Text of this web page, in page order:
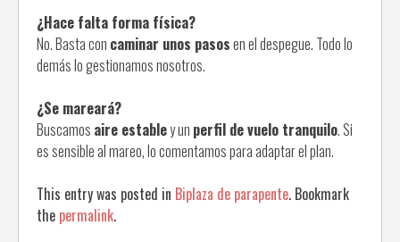
¿Hace falta forma física?
No. Basta con caminar unos pasosen el despegue. Todo lo
demás lo gestionamos nosotros.
¿Se mareará?
Buscamos aire establey un perfil de vuelo tranquilo. Si
es sensible al mareo, lo comentamos para adaptar el plan.
This entry was posted in Biplaza de parapente. Bookmark
the permalink.